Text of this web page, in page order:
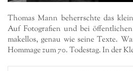
Thomas Mann beherrschte das
Auf Fotografien und bei
makellos, genau wie seine Texte.
Hommage zum 70. Todestag. In der